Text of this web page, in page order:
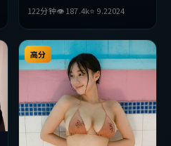
等主演。影片在叙事与视听上力
求突破，探讨人性与抉择，节奏
张弛有度，适合喜欢该类型的观
众完整观看。
122分钟👁187.4k⭐ 9.22024
高分